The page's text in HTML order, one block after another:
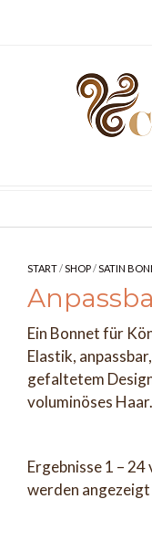
START/SHOP/SATIN
Ein Bonnet für
Elastik,
gefaltetem
voluminöses Haar.
Ergebnisse 1 – 24
werden angezeigt